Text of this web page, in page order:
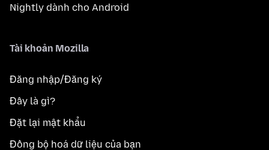
Nightly dành cho Android
Tài khoản Mozilla
Đăng nhập/Đăng ký
Đây là gì?
Đặt lại mật khẩu
Đồng bộ hoá dữ liệu của bạn